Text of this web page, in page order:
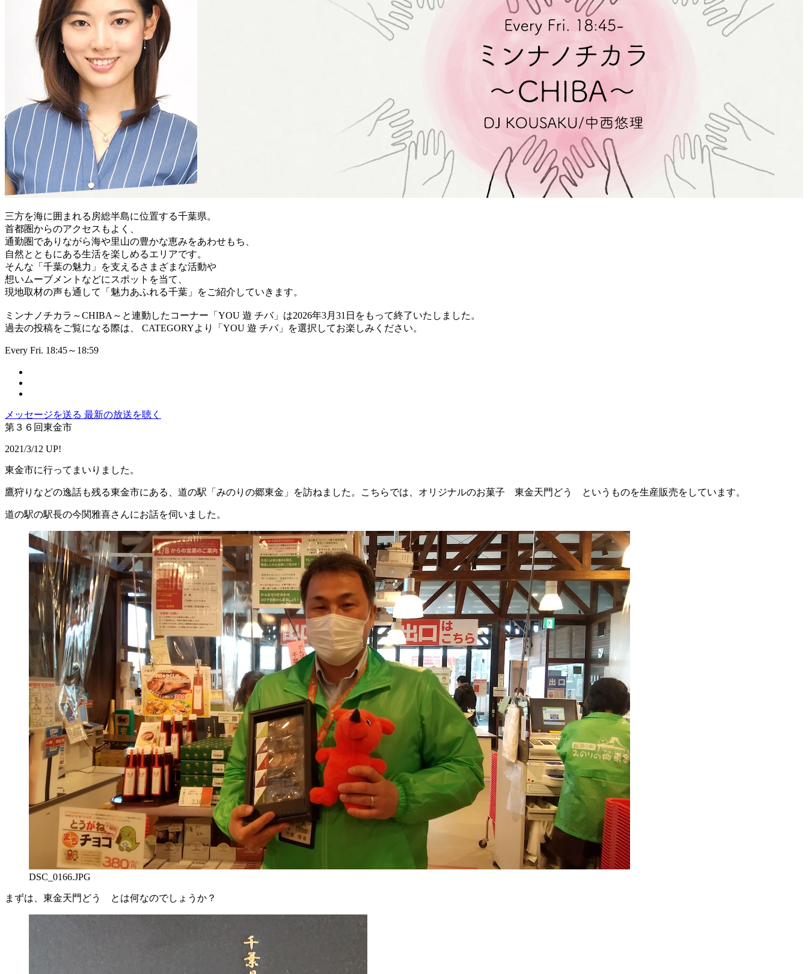
三方を海に囲まれる房総半島に位置する千葉県。
首都圏からのアクセスもよく、
通勤圏でありながら海や里山の豊かな恵みをあわせもち、
自然とともにある生活を楽しめるエリアです。
そんな「千葉の魅力」を支えるさまざまな活動や
想いムーブメントなどにスポットを当て、
現地取材の声も通して「魅力あふれる千葉」をご紹介していきます。
ミンナノチカラ～CHIBA～と連動したコーナー「YOU 遊 チバ」は2026年3月31日をもって終了いたしました。
過去の投稿をご覧になる際は、 CATEGORYより「YOU 遊 チバ」を選択してお楽しみください。
Every Fri. 18:45～18:59
メッセージを送る 最新の放送を聴く
第３６回東金市
2021/3/12 UP!
東金市に行ってまいりました。
鷹狩りなどの逸話も残る東金市にある、道の駅「みのりの郷東金」を訪ねました。こちらでは、オリジナルのお菓子 東金天門どう というものを生産販売をしています。
道の駅の駅長の今関雅喜さんにお話を伺いました。
DSC_0166.JPG
まずは、東金天門どう とは何なのでしょうか？